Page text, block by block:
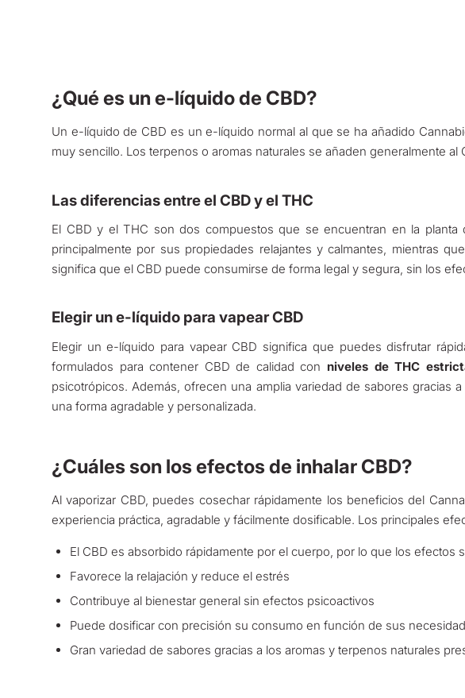
¿Qué es un e-líquido de CBD?
Un e-líquido de CBD es un e-líquido normal al que se ha añadido
muy sencillo. Los terpenos o aromas naturales se añaden generalmente
Las diferencias entre el CBD y el THC
El CBD y el THC son dos compuestos que se encuentran en la
principalmente por sus propiedades relajantes y calmantes, mientras
significa que el CBD puede consumirse de forma legal y segura, sin los
Elegir un e-líquido para vapear CBD
Elegir un e-líquido para vapear CBD significa que puedes disfrutar
formulados para contener CBD de calidad con niveles de THC
psicotrópicos. Además, ofrecen una amplia variedad de sabores gracias
una forma agradable y personalizada.
¿Cuáles son los efectos de inhalar CBD?
Al vaporizar CBD, puedes cosechar rápidamente los beneficios del
experiencia práctica, agradable y fácilmente dosificable. Los principales
El CBD es absorbido rápidamente por el cuerpo, por lo que los
Favorece la relajación y reduce el estrés
Contribuye al bienestar general sin efectos psicoactivos
Puede dosificar con precisión su consumo en función de sus
Gran variedad de sabores gracias a los aromas y terpenos naturales